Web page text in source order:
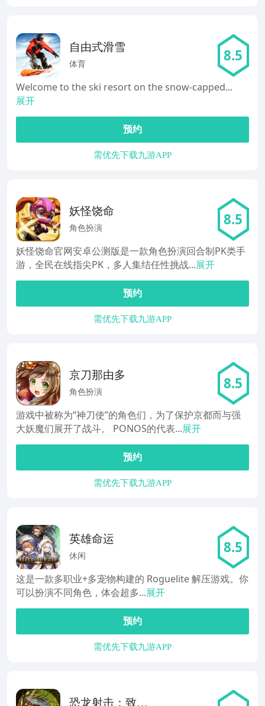
自由式滑雪
体育 8.5
Welcome to the ski resort on the snow-capped...
展开
预约
需优先下载九游APP
妖怪饶命
角色扮演 8.5
妖怪饶命官网安卓公测版是一款角色扮演回合制PK类手
游，全民在线指尖PK，多人集结任性挑战...展开
预约
需优先下载九游APP
京刀那由多
角色扮演 8.5
游戏中被称为“神刀使”的角色们，为了保护京都而与强
大妖魔们展开了战斗。 PONOS的代表...展开
预约
需优先下载九游APP
英雄命运
休闲 8.5
这是一款多职业+多宠物构建的 Roguelite 解压游戏。你
可以扮演不同角色，体会超多...展开
预约
需优先下载九游APP
恐龙射击：致命